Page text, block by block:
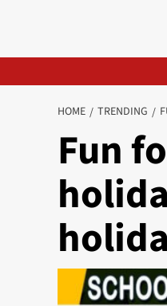
HOME TRENDING
Fun